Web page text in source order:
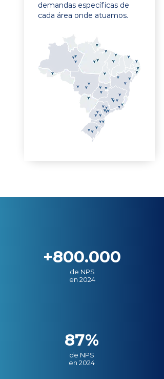
demandas específicas de
cada área onde atuamos.
+800.000
de NPS
en 2024
87%
de NPS
en 2024